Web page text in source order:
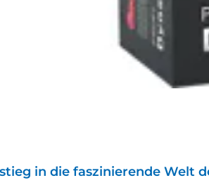
in die faszinierende Welt